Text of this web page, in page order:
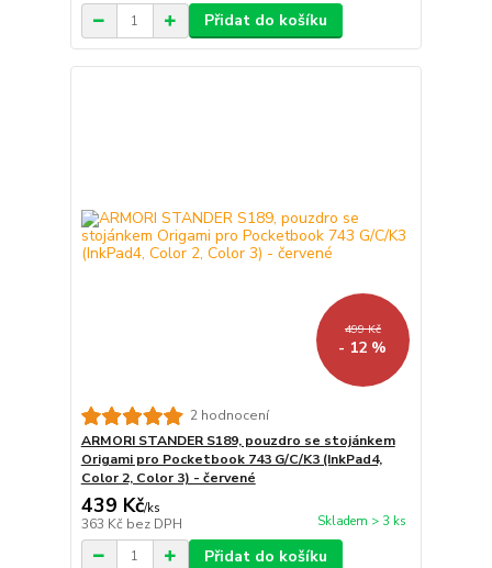
Přidat do košíku
499 Kč
- 12 %
2 hodnocení
ARMORI STANDER S189, pouzdro se stojánkem
Origami pro Pocketbook 743 G/C/K3 (InkPad4,
Color 2, Color 3) - červené
439 Kč/ks
363 Kč bez DPH Skladem > 3 ks
Přidat do košíku